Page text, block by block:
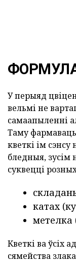
ФОРМУЛА
У перыяд
вельмі не
самаапыленні
Таму
кветкі ім
бледныя, зусім
суквецці
катах
метелка
Кветкі ва ўсіх
сямейства